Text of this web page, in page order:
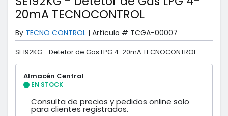
20mA TECNOCONTROL
By TECNO CONTROL | Artículo # TCGA-00007
SE192KG - Detetor de Gas LPG 4-20mA TECNOCONTROL
Almacén Central
EN STOCK
Consulta de precios y pedidos online solo
para clientes registrados.